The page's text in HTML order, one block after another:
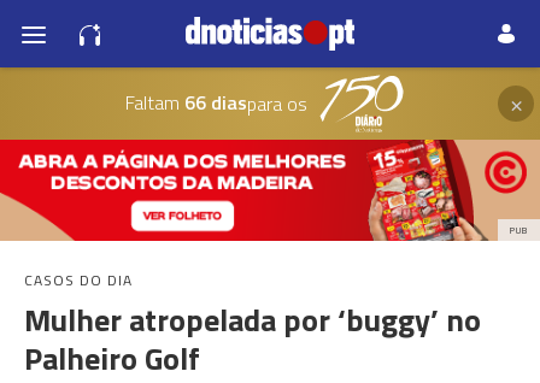
Faltam 66 diaspara os ×
PUB
CASOS DO DIA
Mulher atropelada por ‘buggy’ no
Palheiro Golf